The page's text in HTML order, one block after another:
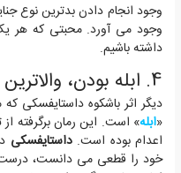
وجود انجام دادن بدترین نوع
وجود می آورد. محبتی که هر
داشته باشیم.
4. ابله بودن،
دیگر اثر باشکوه داستایفسکی
«ابله» است. این رمان برگرفته
اعدام بوده است.داستایفسکی
خود را قطعی می دانست،